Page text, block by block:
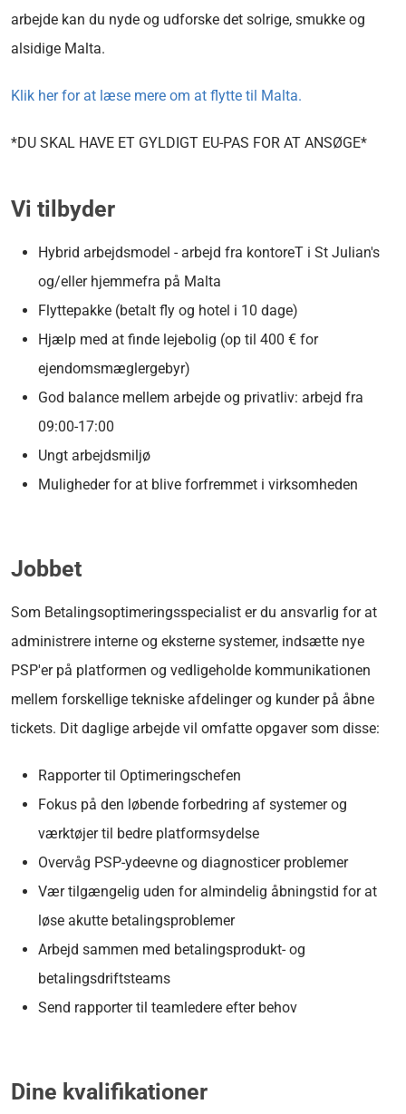
arbejde kan du nyde og udforske det solrige, smukke og
alsidige Malta.
Klik her for at læse mere om at flytte til Malta.
*DU SKAL HAVE ET GYLDIGT EU-PAS FOR AT ANSØGE*
Vi tilbyder
Hybrid arbejdsmodel - arbejd fra kontoreT i St Julian's
og/eller hjemmefra på Malta
Flyttepakke (betalt fly og hotel i 10 dage)
Hjælp med at finde lejebolig (op til 400 € for
ejendomsmæglergebyr)
God balance mellem arbejde og privatliv: arbejd fra
09:00-17:00
Ungt arbejdsmiljø
Muligheder for at blive forfremmet i virksomheden
Jobbet
Som Betalingsoptimeringsspecialist er du ansvarlig for at
administrere interne og eksterne systemer, indsætte nye
PSP'er på platformen og vedligeholde kommunikationen
mellem forskellige tekniske afdelinger og kunder på åbne
tickets. Dit daglige arbejde vil omfatte opgaver som disse:
Rapporter til Optimeringschefen
Fokus på den løbende forbedring af systemer og
værktøjer til bedre platformsydelse
Overvåg PSP-ydeevne og diagnosticer problemer
Vær tilgængelig uden for almindelig åbningstid for at
løse akutte betalingsproblemer
Arbejd sammen med betalingsprodukt- og
betalingsdriftsteams
Send rapporter til teamledere efter behov
Dine kvalifikationer